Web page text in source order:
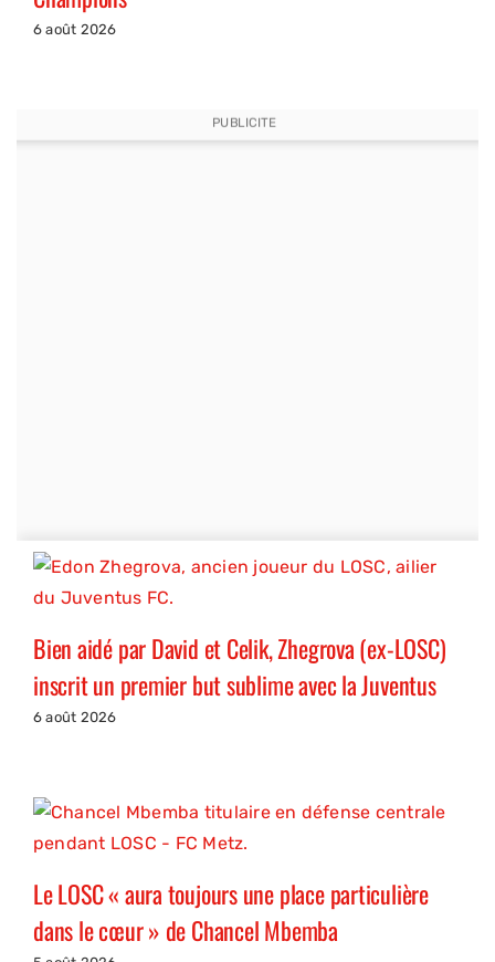
6 août 2026
PUBLICITE
Bien aidé par David et Celik, Zhegrova (ex-LOSC)
inscrit un premier but sublime avec la Juventus
6 août 2026
Le LOSC « aura toujours une place particulière
dans le cœur » de Chancel Mbemba